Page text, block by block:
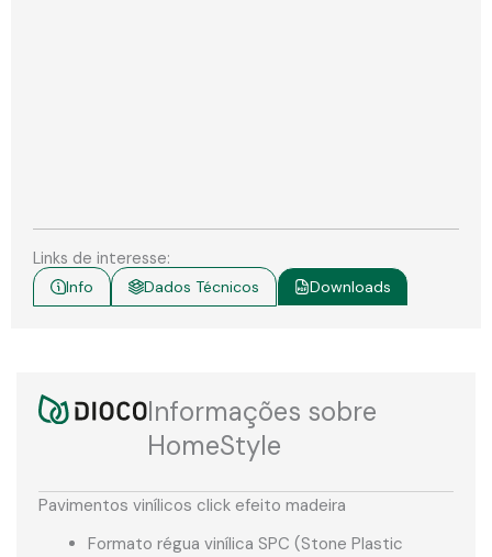
Links de interesse:
Info Dados Técnicos Downloads
Informações sobre
HomeStyle
Pavimentos vinílicos click efeito madeira
Formato régua vinílica SPC (Stone Plastic